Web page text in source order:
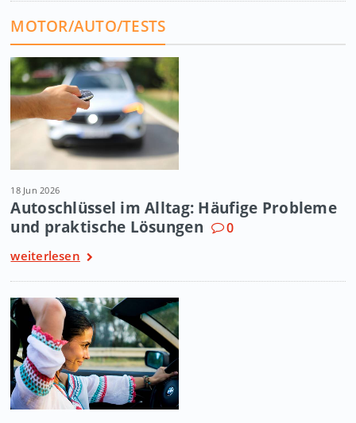
MOTOR/AUTO/TESTS
18 Jun 2026
Autoschlüssel im Alltag: Häufige Probleme
und praktische Lösungen
0
weiterlesen